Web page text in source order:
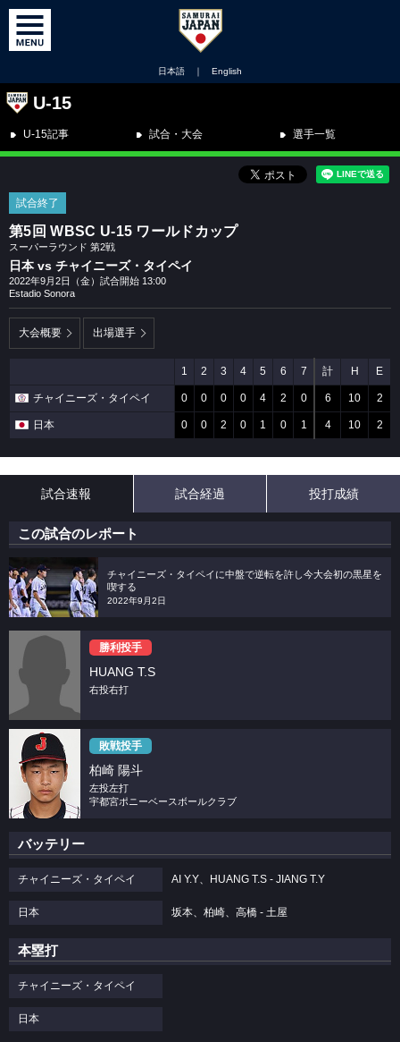
日本語 ｜ English
U-15
U-15記事 試合・大会 選手一覧
試合終了
第5回 WBSC U-15 ワールドカップ
スーパーラウンド 第2戦
日本 vs チャイニーズ・タイペイ
2022年9月2日（金）試合開始 13:00
Estadio Sonora
大会概要 出場選手
1 2 3 4 5 6 7 計 H E
チャイニーズ・タイペイ 0 0 0 0 4 2 0 6 10 2
日本 0 0 2 0 1 0 1 4 10 2
試合速報 試合経過 投打成績
この試合のレポート
チャイニーズ・タイペイに中盤で逆転を許し今大会初の黒星を
喫する
2022年9月2日
勝利投手
HUANG T.S
右投右打
敗戦投手
柏崎 陽斗
左投左打
宇都宮ポニーベースボールクラブ
バッテリー
チャイニーズ・タイペイ AI Y.Y、HUANG T.S - JIANG T.Y
日本 坂本、柏崎、高橋 - 土屋
本塁打
チャイニーズ・タイペイ
日本